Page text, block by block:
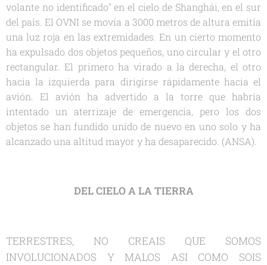
volante no identificado" en el cielo de Shanghái, en el sur
del país. El OVNI se movía a 3000 metros de altura emitía
una luz roja en las extremidades. En un cierto momento
ha expulsado dos objetos pequeños, uno circular y el otro
rectangular. El primero ha virado a la derecha, el otro
hacia la izquierda para dirigirse rápidamente hacia el
avión. El avión ha advertido a la torre que habría
intentado un aterrizaje de emergencia, pero los dos
objetos se han fundido unido de nuevo en uno solo y ha
alcanzado una altitud mayor y ha desaparecido. (ANSA).
DEL CIELO A LA TIERRA
TERRESTRES, NO CREAIS QUE SOMOS
INVOLUCIONADOS Y MALOS ASI COMO SOIS